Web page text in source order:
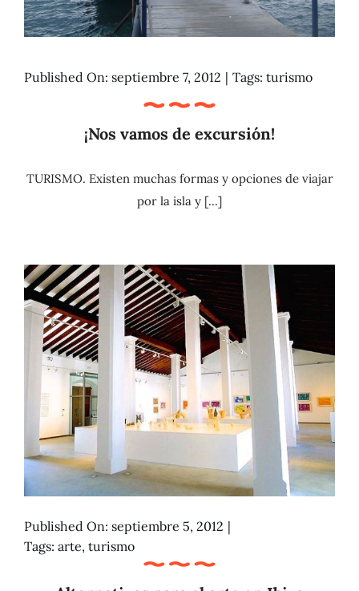
Published On: septiembre 7, 2012 | Tags: turismo
¡Nos vamos de excursión!
TURISMO. Existen muchas formas y opciones de viajar
por la isla y [...]
Published On: septiembre 5, 2012 |
Tags: arte, turismo